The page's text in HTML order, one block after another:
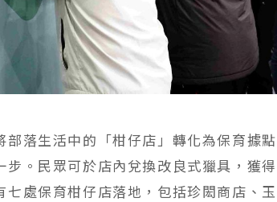
部落生活中的「柑仔店」轉化為保育據
步。民眾可於店內兌換改良式獵具，獲
七處保育柑仔店落地，包括珍閎商店、